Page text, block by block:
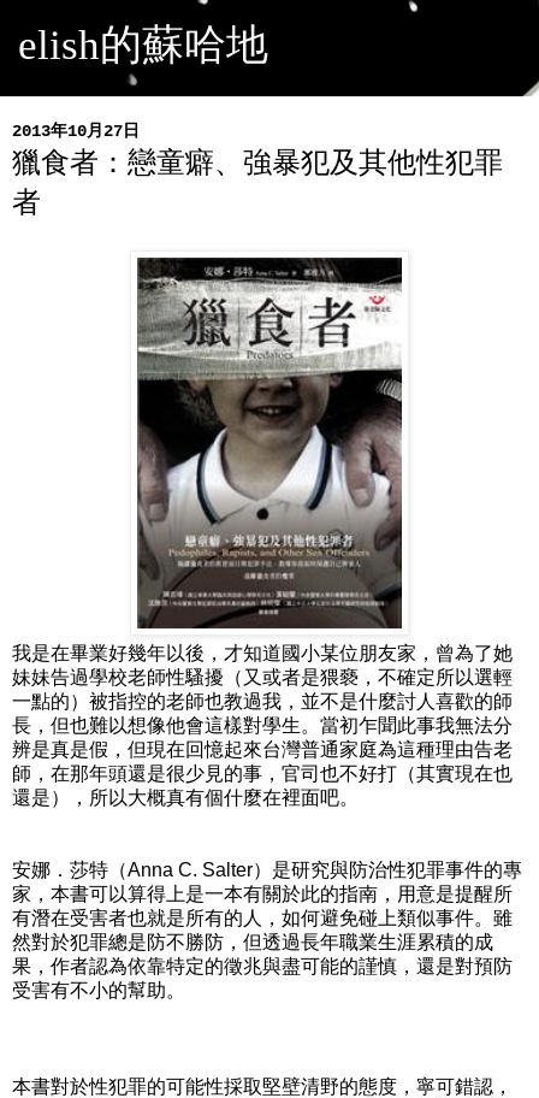
elish的蘇哈地
2013年10月27日
獵食者：戀童癖、強暴犯及其他性犯罪
者
我是在畢業好幾年以後，才知道國小某位朋友家，曾為了她
妹妹告過學校老師性騷擾（又或者是猥褻，不確定所以選輕
一點的）被指控的老師也教過我，並不是什麼討人喜歡的師
長，但也難以想像他會這樣對學生。當初乍聞此事我無法分
辨是真是假，但現在回憶起來台灣普通家庭為這種理由告老
師，在那年頭還是很少見的事，官司也不好打（其實現在也
還是），所以大概真有個什麼在裡面吧。
安娜．莎特（Anna C. Salter）是研究與防治性犯罪事件的專
家，本書可以算得上是一本有關於此的指南，用意是提醒所
有潛在受害者也就是所有的人，如何避免碰上類似事件。雖
然對於犯罪總是防不勝防，但透過長年職業生涯累積的成
果，作者認為依靠特定的徵兆與盡可能的謹慎，還是對預防
受害有不小的幫助。
本書對於性犯罪的可能性採取堅壁清野的態度，寧可錯認，